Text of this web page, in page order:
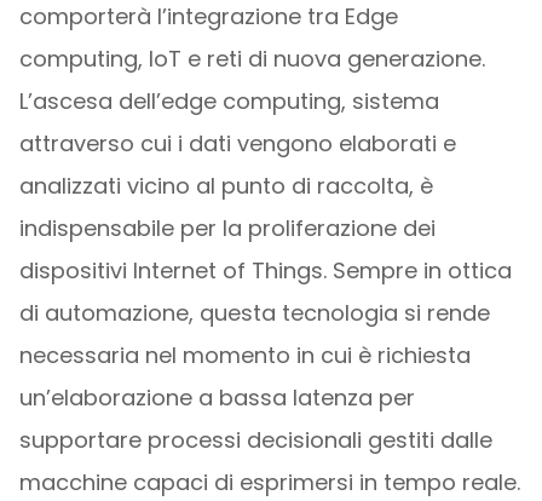
comporterà l’integrazione tra Edge
computing, IoT e reti di nuova generazione.
L’ascesa dell’edge computing, sistema
attraverso cui i dati vengono elaborati e
analizzati vicino al punto di raccolta, è
indispensabile per la proliferazione dei
dispositivi Internet of Things. Sempre in ottica
di automazione, questa tecnologia si rende
necessaria nel momento in cui è richiesta
un’elaborazione a bassa latenza per
supportare processi decisionali gestiti dalle
macchine capaci di esprimersi in tempo reale.